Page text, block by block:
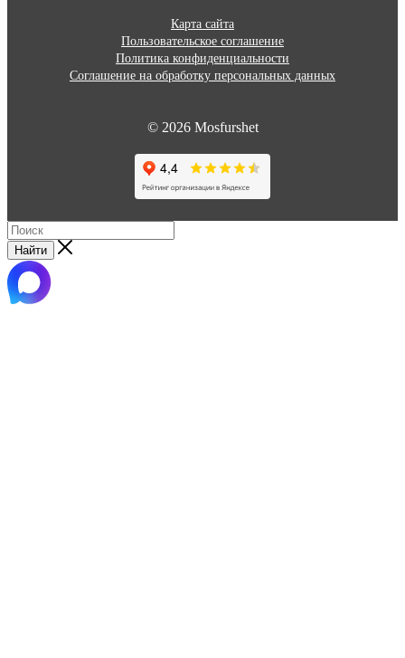
Карта сайта
Пользовательское соглашение
Политика конфиденциальности
Соглашение на обработку персональных данных
© 2026 Mosfurshet
Найти